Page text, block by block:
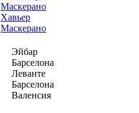
Хавьер
Маскерано
Эйбар
Барселона
Леванте
Барселона
Валенсия